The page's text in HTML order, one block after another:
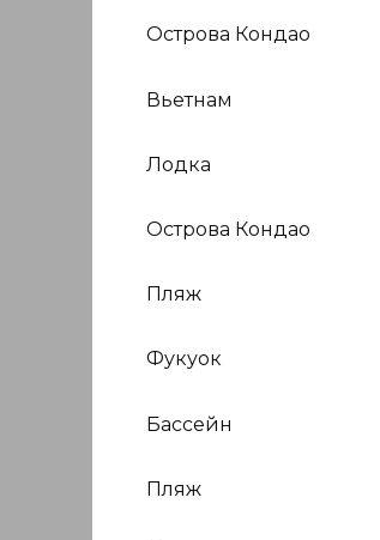
Острова Кондао
Вьетнам
Лодка
Острова Кондао
Пляж
Фукуок
Бассейн
Пляж